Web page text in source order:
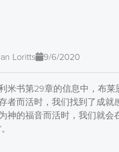
Loritts 9/6/2020
米书第29章的信息中，布
者而活时，我们找到了成
神的福音而活时，我们就会